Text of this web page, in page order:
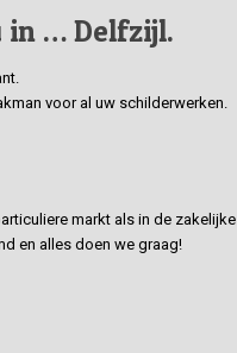
in … Delfzijl.
voor al uw schilderwerken.
markt als in de
en alles doen we graag!